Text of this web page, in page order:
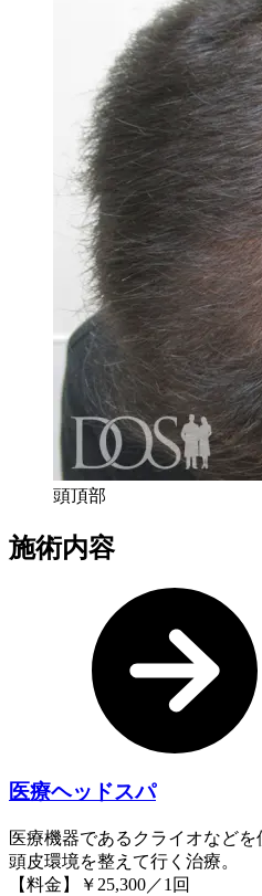
頭頂部
施術内容
医療ヘッドスパ
医療機器であるクライオなど
頭皮環境を整えて行く治療。
【料金】￥25,300／1回